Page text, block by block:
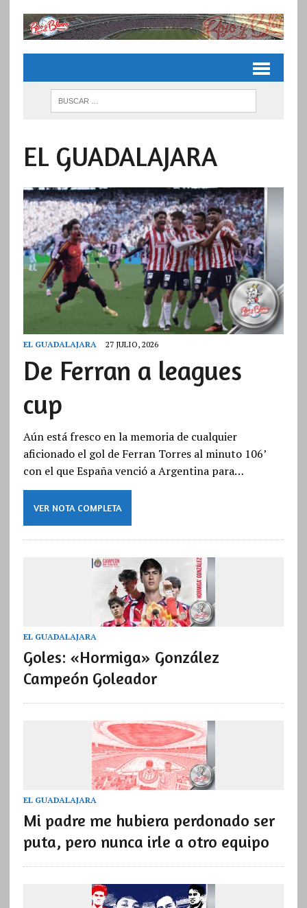
EL GUADALAJARA
EL GUADALAJARA 27 JULIO, 2026
De Ferran a leagues
cup
Aún está fresco en la memoria de cualquier
aficionado el gol de Ferran Torres al minuto 106’
con el que España venció a Argentina para…
VER NOTA COMPLETA
EL GUADALAJARA
Goles: «Hormiga» González
Campeón Goleador
EL GUADALAJARA
Mi padre me hubiera perdonado ser
puta, pero nunca irle a otro equipo